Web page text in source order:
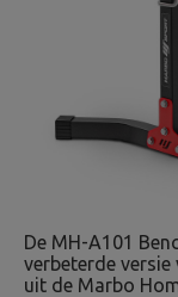
De MH-A101
verbeterde
uit de Marbo